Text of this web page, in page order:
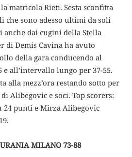
matricola Rieti. Sesta sconfitta
che sono adesso ultimi da soli
anche dai cugini della Stella
di Demis Cavina ha avuto
della gara conducendo al
all’intervallo lungo per 37-55.
alla mezz’ora restando sotto per
Alibegovic e soci. Top scorers:
24 punti e Mirza Alibegovic
MILANO 73-88